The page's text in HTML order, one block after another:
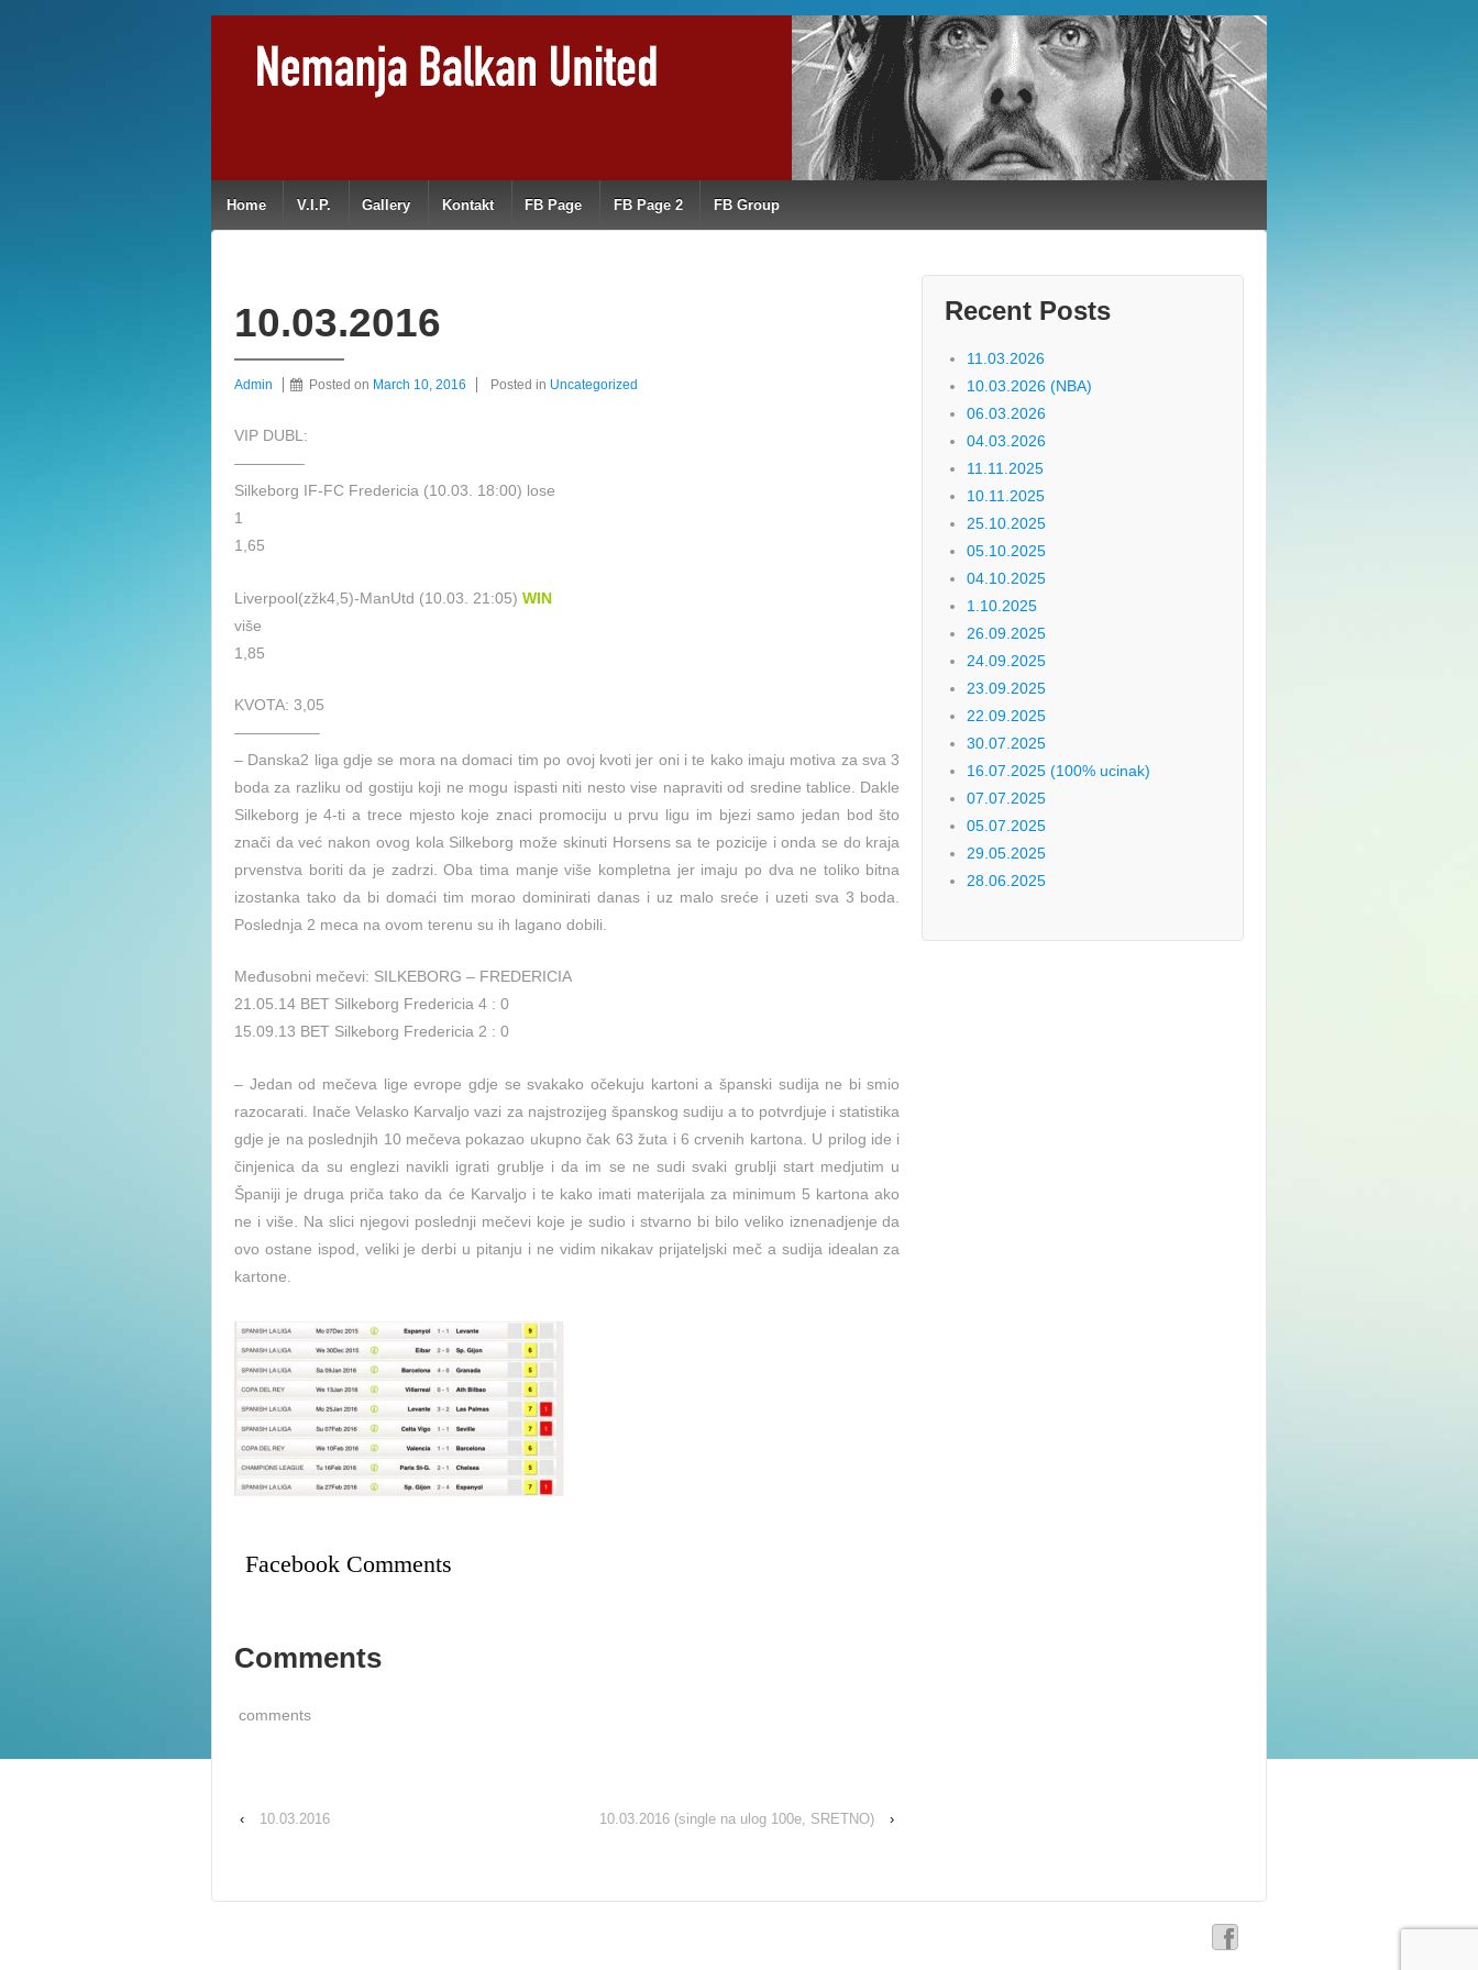
Home V.I.P. Gallery Kontakt FB Page FB Page 2 FB Group
10.03.2016
Admin Posted on March 10, 2016 Posted in Uncategorized
VIP DUBL:
————–
Silkeborg IF-FC Fredericia (10.03. 18:00) lose
1
1,65
Liverpool(zžk4,5)-ManUtd (10.03. 21:05) WIN
više
1,85
KVOTA: 3,05
—————–
– Danska2 liga gdje se mora na domaci tim po ovoj kvoti jer oni i te kako imaju motiva za sva 3
boda za razliku od gostiju koji ne mogu ispasti niti nesto vise napraviti od sredine tablice. Dakle
Silkeborg je 4-ti a trece mjesto koje znaci promociju u prvu ligu im bjezi samo jedan bod što
znači da već nakon ovog kola Silkeborg može skinuti Horsens sa te pozicije i onda se do kraja
prvenstva boriti da je zadrzi. Oba tima manje više kompletna jer imaju po dva ne toliko bitna
izostanka tako da bi domaći tim morao dominirati danas i uz malo sreće i uzeti sva 3 boda.
Poslednja 2 meca na ovom terenu su ih lagano dobili.
Međusobni mečevi: SILKEBORG – FREDERICIA
21.05.14 BET Silkeborg Fredericia 4 : 0
15.09.13 BET Silkeborg Fredericia 2 : 0
– Jedan od mečeva lige evrope gdje se svakako očekuju kartoni a španski sudija ne bi smio
razocarati. Inače Velasko Karvaljo vazi za najstrozijeg španskog sudiju a to potvrdjuje i statistika
gdje je na poslednjih 10 mečeva pokazao ukupno čak 63 žuta i 6 crvenih kartona. U prilog ide i
činjenica da su englezi navikli igrati grublje i da im se ne sudi svaki grublji start medjutim u
Španiji je druga priča tako da će Karvaljo i te kako imati materijala za minimum 5 kartona ako
ne i više. Na slici njegovi poslednji mečevi koje je sudio i stvarno bi bilo veliko iznenadjenje da
ovo ostane ispod, veliki je derbi u pitanju i ne vidim nikakav prijateljski meč a sudija idealan za
kartone.
Facebook Comments
Comments
comments
‹ 10.03.2016 10.03.2016 (single na ulog 100e, SRETNO) ›
Recent Posts
11.03.2026
10.03.2026 (NBA)
06.03.2026
04.03.2026
11.11.2025
10.11.2025
25.10.2025
05.10.2025
04.10.2025
1.10.2025
26.09.2025
24.09.2025
23.09.2025
22.09.2025
30.07.2025
16.07.2025 (100% ucinak)
07.07.2025
05.07.2025
29.05.2025
28.06.2025